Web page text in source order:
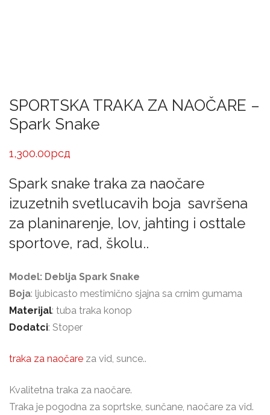
SPORTSKA TRAKA ZA NAOČARE –
Spark Snake
1,300.00рсд
Spark snake traka za naočare
izuzetnih svetlucavih boja savršena
za planinarenje, lov, jahting i osttale
sportove, rad, školu..
Model: Deblja Spark Snake
Boja: ljubicasto mestimično sjajna sa crnim gumama
Materijal: tuba traka konop
Dodatci: Stoper
traka za naočare za vid, sunce..
Kvalitetna traka za naočare.
Traka je pogodna za soprtske, sunčane, naočare za vid.